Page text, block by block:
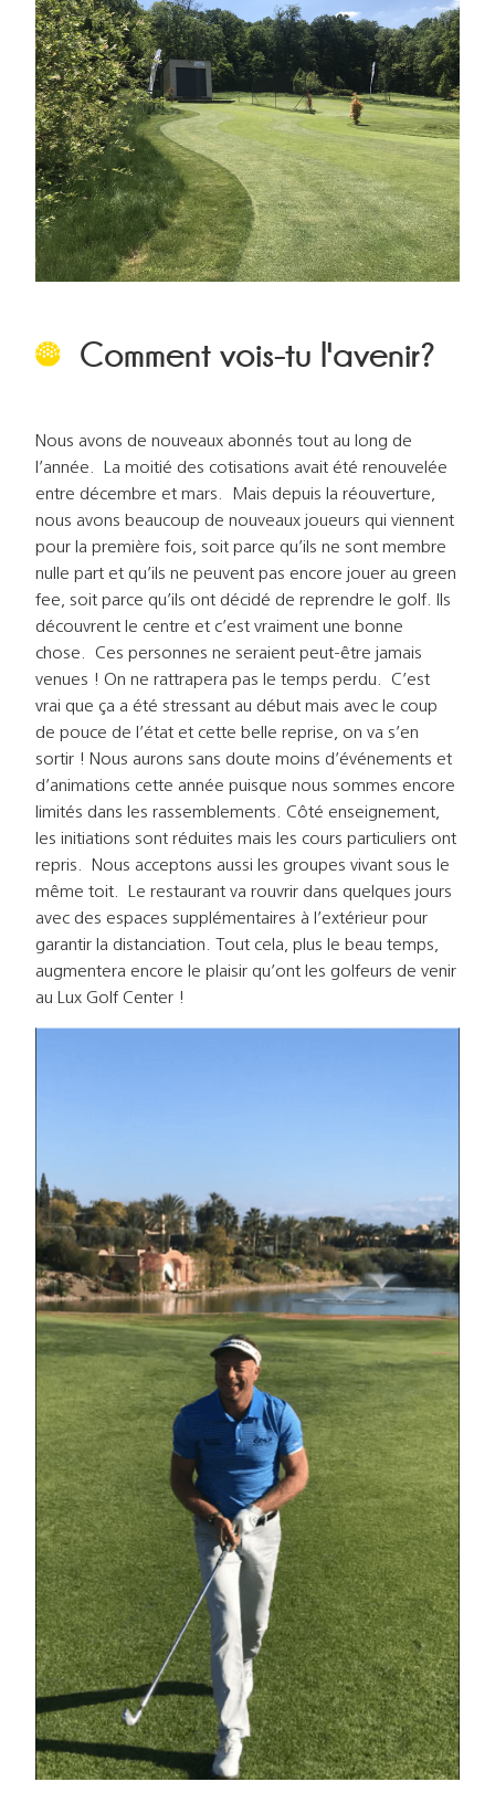
Comment vois-tu l'avenir?
Nous avons de nouveaux abonnés tout au long de
l’année. La moitié des cotisations avait été renouvelée
entre décembre et mars. Mais depuis la réouverture,
nous avons beaucoup de nouveaux joueurs qui viennent
pour la première fois, soit parce qu’ils ne sont membre
nulle part et qu’ils ne peuvent pas encore jouer au green
fee, soit parce qu’ils ont décidé de reprendre le golf. Ils
découvrent le centre et c’est vraiment une bonne
chose. Ces personnes ne seraient peut-être jamais
venues ! On ne rattrapera pas le temps perdu. C’est
vrai que ça a été stressant au début mais avec le coup
de pouce de l’état et cette belle reprise, on va s’en
sortir ! Nous aurons sans doute moins d’événements et
d’animations cette année puisque nous sommes encore
limités dans les rassemblements. Côté enseignement,
les initiations sont réduites mais les cours particuliers ont
repris. Nous acceptons aussi les groupes vivant sous le
même toit. Le restaurant va rouvrir dans quelques jours
avec des espaces supplémentaires à l’extérieur pour
garantir la distanciation. Tout cela, plus le beau temps,
augmentera encore le plaisir qu’ont les golfeurs de venir
au Lux Golf Center !